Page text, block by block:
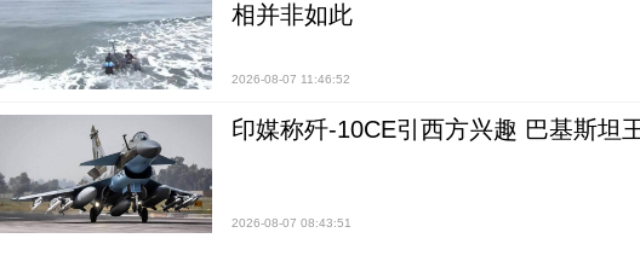
相并非如此
2026-08-07 11:46:52
印媒称歼-10CE引西方兴趣 巴基斯坦
2026-08-07 08:43:51